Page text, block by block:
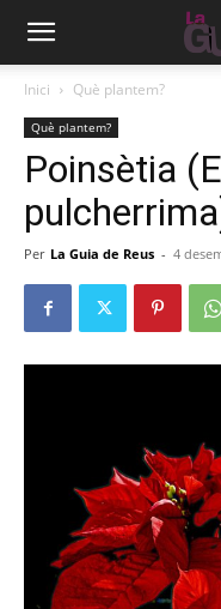
Inici Què plantem?
Què plantem?
Poinsètia
Per La Guia de Reus - 4